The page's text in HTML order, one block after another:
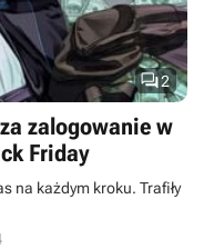
2
zalogowanie w
Friday
na każdym kroku. Trafiły